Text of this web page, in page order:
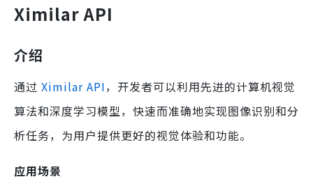
Ximilar API
介绍
通过 Ximilar API，开发者可以利用先进的计算机视觉
算法和深度学习模型，快速而准确地实现图像识别和分
析任务，为用户提供更好的视觉体验和功能。
应用场景